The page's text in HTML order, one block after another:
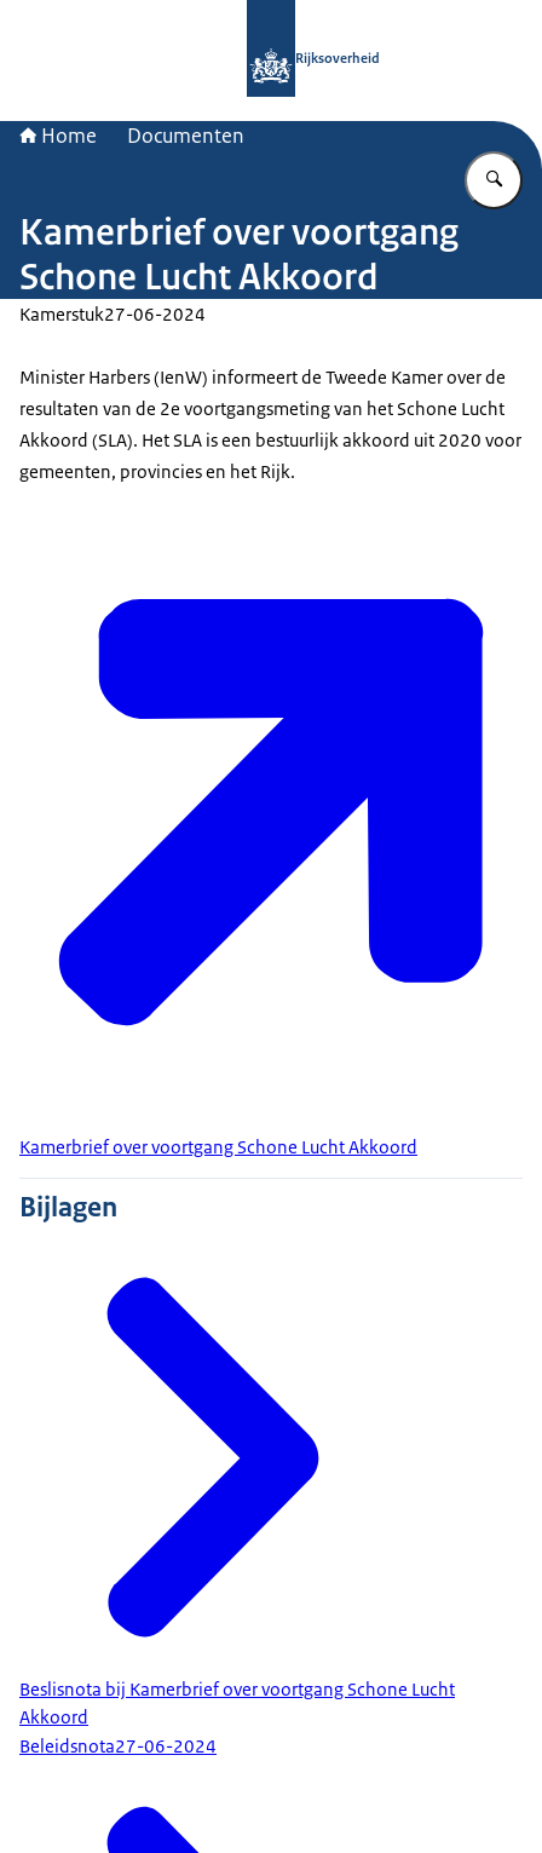
Rijksoverheid
Home Documenten
Kamerbrief over voortgang
Schone Lucht Akkoord
Kamerstuk27-06-2024
Minister Harbers (IenW) informeert de Tweede Kamer over de
resultaten van de 2e voortgangsmeting van het Schone Lucht
Akkoord (SLA). Het SLA is een bestuurlijk akkoord uit 2020 voor
gemeenten, provincies en het Rijk.
Kamerbrief over voortgang Schone Lucht Akkoord
Bijlagen
Beslisnota bij Kamerbrief over voortgang Schone Lucht
Akkoord
Beleidsnota27-06-2024